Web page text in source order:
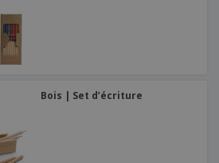
Bois | Set d’écriture